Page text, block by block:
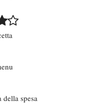
spesa